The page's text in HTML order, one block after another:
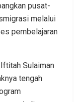
pusat-
melalui
pembelajaran
Sulaiman
tengah